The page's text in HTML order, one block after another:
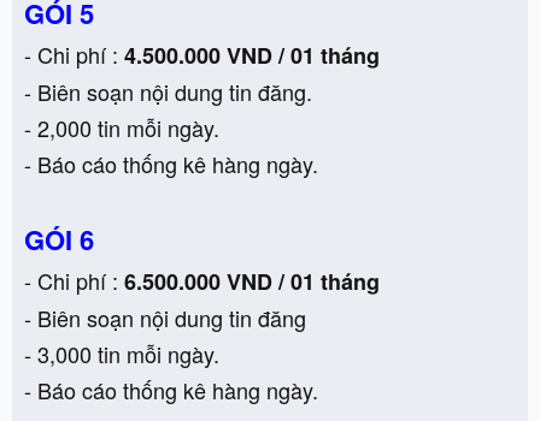
GÓI 5
- Chi phí : 4.500.000 VND / 01 tháng
- Biên soạn nội dung tin đăng.
- 2,000 tin mỗi ngày.
- Báo cáo thống kê hàng ngày.
GÓI 6
- Chi phí : 6.500.000 VND / 01 tháng
- Biên soạn nội dung tin đăng
- 3,000 tin mỗi ngày.
- Báo cáo thống kê hàng ngày.